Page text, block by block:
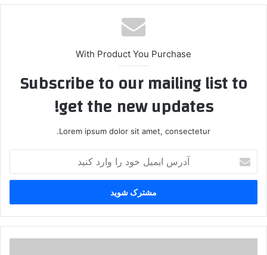
With Product You Purchase
Subscribe to our mailing list to
get the new updates!
Lorem ipsum dolor sit amet, consectetur.
ر
ا
ی